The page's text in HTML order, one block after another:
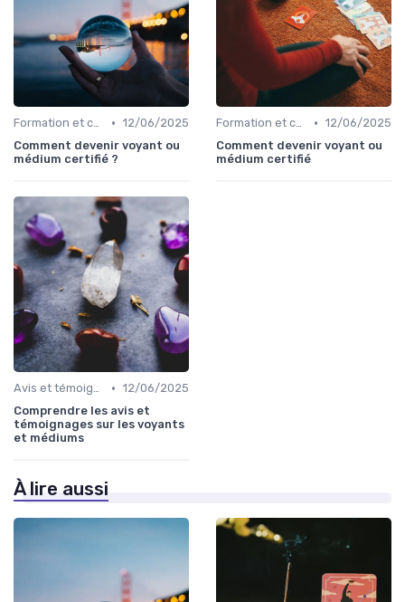
Formation et certification • 12/06/2025
Comment devenir voyant ou
médium certifié ?
Formation et certification • 12/06/2025
Comment devenir voyant ou
médium certifié
Avis et témoignages • 12/06/2025
Comprendre les avis et
témoignages sur les voyants
et médiums
À lire aussi